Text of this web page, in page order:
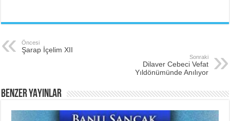
Öncesi
Şarap İçelim XII
Sonraki
Dilaver Cebeci Vefat
Yıldönümünde Anılıyor
BENZER YAYINLAR